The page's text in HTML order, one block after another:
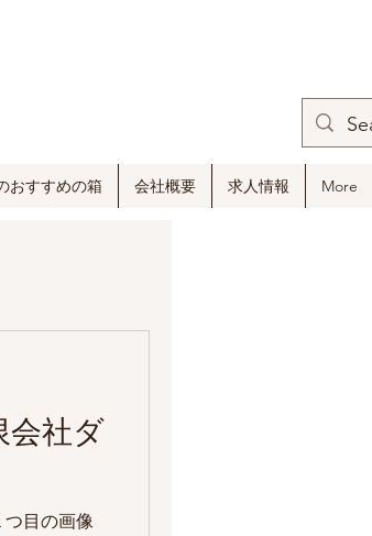
おすすめの箱 会社概要 求人情報 More
会社ダ
目の画像